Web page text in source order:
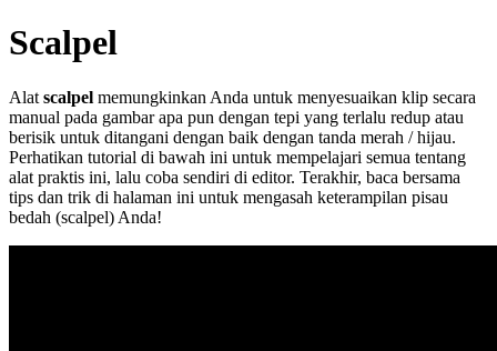
Scalpel
Alat scalpel memungkinkan Anda untuk menyesuaikan klip secara
manual pada gambar apa pun dengan tepi yang terlalu redup atau
berisik untuk ditangani dengan baik dengan tanda merah / hijau.
Perhatikan tutorial di bawah ini untuk mempelajari semua tentang
alat praktis ini, lalu coba sendiri di editor. Terakhir, baca bersama
tips dan trik di halaman ini untuk mengasah keterampilan pisau
bedah (scalpel) Anda!